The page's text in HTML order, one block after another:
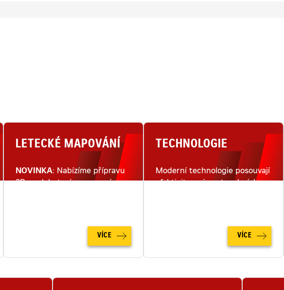
LETECKÉ MAPOVÁNÍ
NOVINKA: Nabízíme přípravu
3D modelu terénu pomocí
VÍCE
TECHNOLOGIE
Moderní technologie posouvají
efektivitu práce stavebních
VÍCE